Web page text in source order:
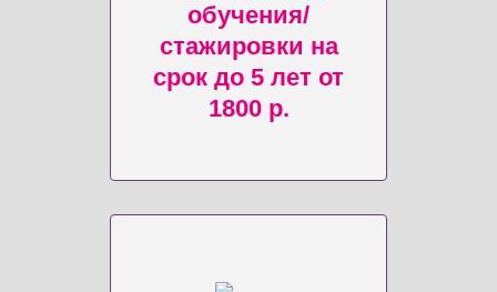
обучения/
стажировки на
срок до 5 лет от
1800 р.